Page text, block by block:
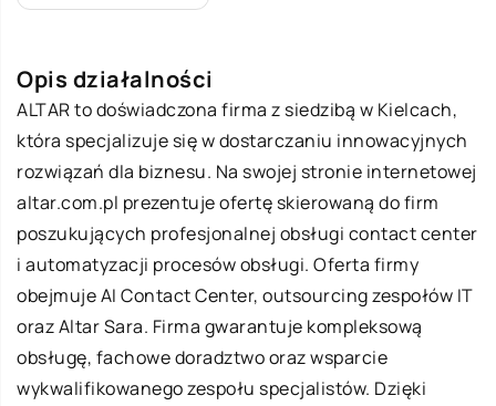
Opis działalności
ALTAR to doświadczona firma z siedzibą w Kielcach,
która specjalizuje się w dostarczaniu innowacyjnych
rozwiązań dla biznesu. Na swojej stronie internetowej
altar.com.pl prezentuje ofertę skierowaną do firm
poszukujących profesjonalnej obsługi contact center
i automatyzacji procesów obsługi. Oferta firmy
obejmuje AI Contact Center, outsourcing zespołów IT
oraz Altar Sara. Firma gwarantuje kompleksową
obsługę, fachowe doradztwo oraz wsparcie
wykwalifikowanego zespołu specjalistów. Dzięki